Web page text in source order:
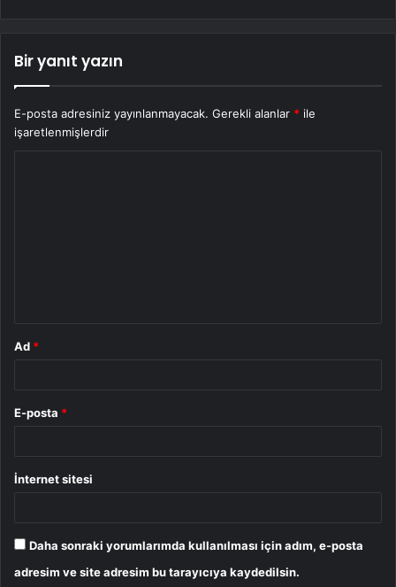
Bir yanıt yazın
E-posta adresiniz yayınlanmayacak. Gerekli alanlar * ile
işaretlenmişlerdir
Ad *
E-posta *
İnternet sitesi
Daha sonraki yorumlarımda kullanılması için adım, e-posta
adresim ve site adresim bu tarayıcıya kaydedilsin.